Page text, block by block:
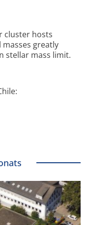
cluster hosts
greatly
stellar mass limit.